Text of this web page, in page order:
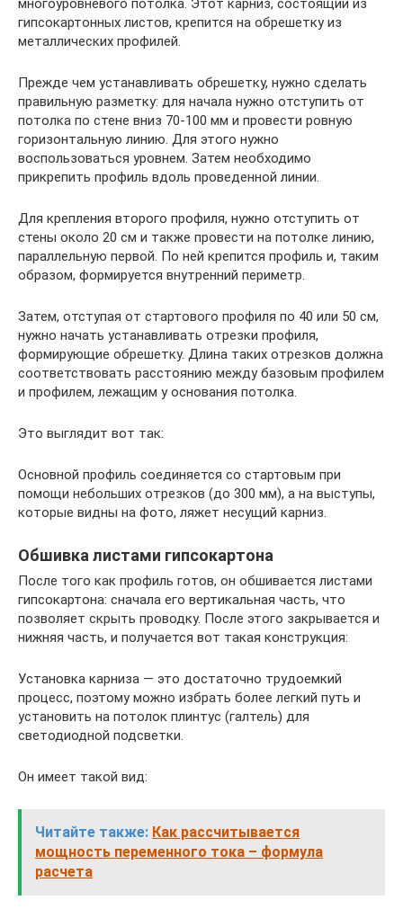
многоуровневого потолка. Этот карниз, состоящий из
гипсокартонных листов, крепится на обрешетку из
металлических профилей.
Прежде чем устанавливать обрешетку, нужно сделать
правильную разметку: для начала нужно отступить от
потолка по стене вниз 70-100 мм и провести ровную
горизонтальную линию. Для этого нужно
воспользоваться уровнем. Затем необходимо
прикрепить профиль вдоль проведенной линии.
Для крепления второго профиля, нужно отступить от
стены около 20 см и также провести на потолке линию,
параллельную первой. По ней крепится профиль и, таким
образом, формируется внутренний периметр.
Затем, отступая от стартового профиля по 40 или 50 см,
нужно начать устанавливать отрезки профиля,
формирующие обрешетку. Длина таких отрезков должна
соответствовать расстоянию между базовым профилем
и профилем, лежащим у основания потолка.
Это выглядит вот так:
Основной профиль соединяется со стартовым при
помощи небольших отрезков (до 300 мм), а на выступы,
которые видны на фото, ляжет несущий карниз.
Обшивка листами гипсокартона
После того как профиль готов, он обшивается листами
гипсокартона: сначала его вертикальная часть, что
позволяет скрыть проводку. После этого закрывается и
нижняя часть, и получается вот такая конструкция:
Установка карниза — это достаточно трудоемкий
процесс, поэтому можно избрать более легкий путь и
установить на потолок плинтус (галтель) для
светодиодной подсветки.
Он имеет такой вид:
Читайте также: Как рассчитывается
мощность переменного тока – формула
расчета